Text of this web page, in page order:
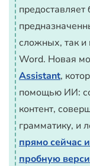
сложных, так и
Word. Новая
Assistant,
помощью ИИ:
контент,
грамматику, и
прямо сейчас
пробную